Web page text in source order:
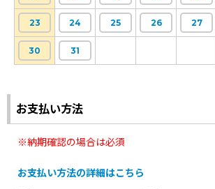
23 24 25 26 27
30 31
お支払い方法
※納期確認の場合は必須
お支払い方法の詳細はこちら